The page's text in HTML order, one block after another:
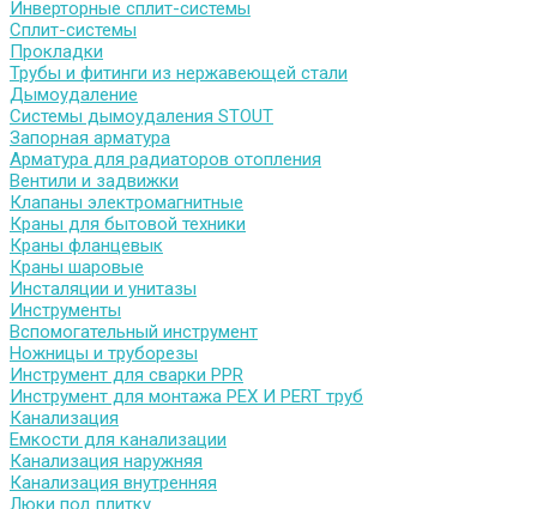
Инверторные сплит-системы
Сплит-системы
Прокладки
Трубы и фитинги из нержавеющей стали
Дымоудаление
Системы дымоудаления STOUT
Запорная арматура
Арматура для радиаторов отопления
Вентили и задвижки
Клапаны электромагнитные
Краны для бытовой техники
Краны фланцевык
Краны шаровые
Инсталяции и унитазы
Инструменты
Вспомогательный инструмент
Ножницы и труборезы
Инструмент для сварки PPR
Инструмент для монтажа PEX И PERT труб
Канализация
Емкости для канализации
Канализация наружняя
Канализация внутренняя
Люки под плитку